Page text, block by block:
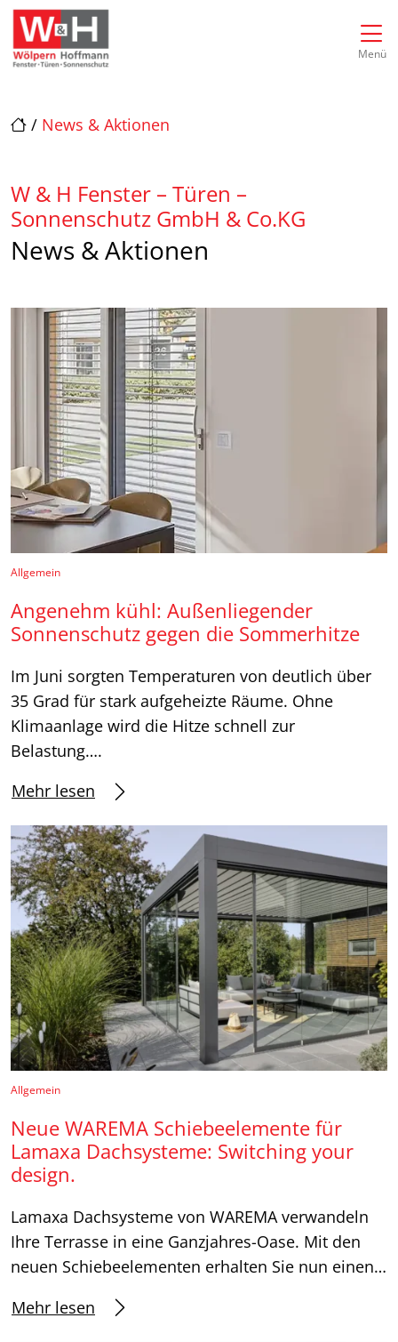
zur Top-Navigation
zur Hauptnavigation
Inhalt springen
zum Footer
Hauptnavigation
Menü
/ News & Aktionen
W & H Fenster – Türen –
Sonnenschutz GmbH & Co.KG
News & Aktionen
Allgemein
Angenehm kühl: Außenliegender
Sonnenschutz gegen die Sommerhitze
Im Juni sorgten Temperaturen von deutlich über
35 Grad für stark aufgeheizte Räume. Ohne
Klimaanlage wird die Hitze schnell zur
Belastung….
Mehr lesen
Allgemein
Neue WAREMA Schiebeelemente für
Lamaxa Dachsysteme: Switching your
design.
Lamaxa Dachsysteme von WAREMA verwandeln
Ihre Terrasse in eine Ganzjahres-Oase. Mit den
neuen Schiebeelementen erhalten Sie nun einen…
Mehr lesen